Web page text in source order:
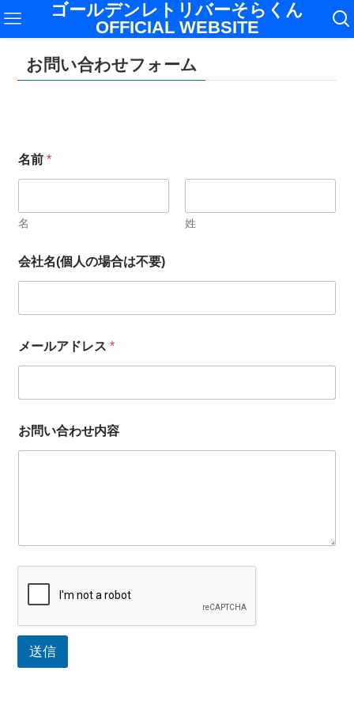
ゴールデンレトリバーそらくん
OFFICIAL WEBSITE
お問い合わせフォーム
前
名
問
合
わ
せ
容
名前*
名 姓
会社名(個人の場合は不要)
メールアドレス*
お問い合わせ内容
送信